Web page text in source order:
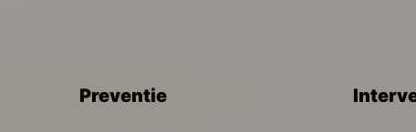
Preventie